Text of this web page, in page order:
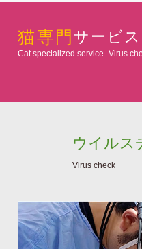
猫専門 サービス
Cat specialized service -Virus
ウイルス
Virus check